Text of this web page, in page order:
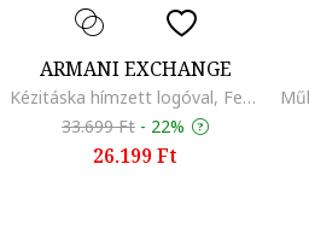
ARMANI EXCHANGE
Kézitáska hímzett logóval, Fekete
33.699 Ft - 22%
26.199 Ft